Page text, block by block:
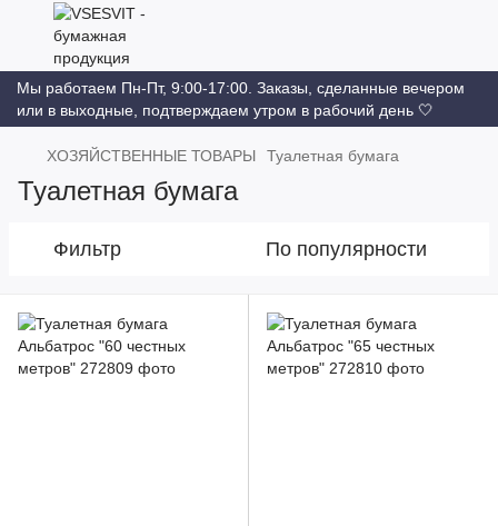
Мы работаем Пн-Пт, 9:00-17:00. Заказы, сделанные вечером
или в выходные, подтверждаем утром в рабочий день 🤍
ХОЗЯЙСТВЕННЫЕ ТОВАРЫ Туалетная бумага
Туалетная бумага
Фильтр По популярности